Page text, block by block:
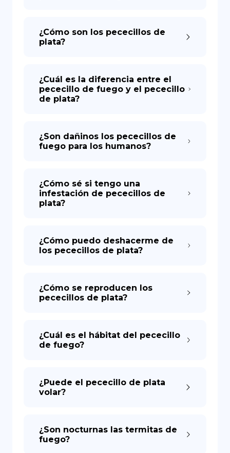
¿Cómo son los pececillos de
plata?
¿Cuál es la diferencia entre el
pececillo de fuego y el pececillo
de plata?
¿Son dañinos los pececillos de
fuego para los humanos?
¿Cómo sé si tengo una
infestación de pececillos de
plata?
¿Cómo puedo deshacerme de
los pececillos de plata?
¿Cómo se reproducen los
pececillos de plata?
¿Cuál es el hábitat del pececillo
de fuego?
¿Puede el pececillo de plata
volar?
¿Son nocturnas las termitas de
fuego?